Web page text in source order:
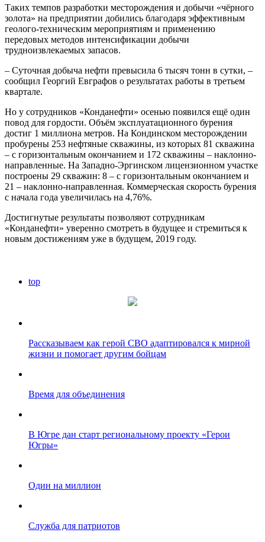
Таких темпов разработки месторождения и добычи «чёрного
золота» на предприятии добились благодаря эффективным
геолого-техническим мероприятиям и применению
передовых методов интенсификации добычи
трудноизвлекаемых запасов.
– Суточная добыча нефти превысила 6 тысяч тонн в сутки, –
сообщил Георгий Евграфов о результатах работы в третьем
квартале.
Но у сотрудников «Конданефти» осенью появился ещё один
повод для гордости. Объём эксплуатационного бурения
достиг 1 миллиона метров. На Кондинском месторождении
пробурены 253 нефтяные скважины, из которых 81 скважина
– с горизонтальным окончанием и 172 скважины – наклонно-
направленные. На Западно-Эргинском лицензионном участке
построены 29 скважин: 8 – с горизонтальным окончанием и
21 – наклонно-направленная. Коммерческая скорость бурения
с начала года увеличилась на 4,76%.
Достигнутые результаты позволяют сотрудникам
«Конданефти» уверенно смотреть в будущее и стремиться к
новым достижениям уже в будущем, 2019 году.
top
Рассказываем как герой СВО адаптировался к мирной
жизни и помогает другим бойцам
Время для объединения
В Югре дан старт региональному проекту «Герои
Югры»
Один на миллион
Служба для патриотов